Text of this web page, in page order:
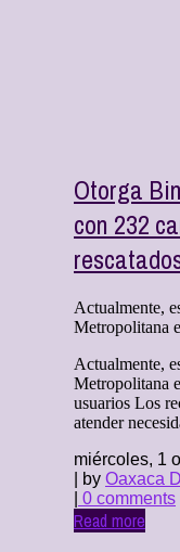
Otorga
con 232
Actualmente,
Metropolitana
Actualmente,
Metropolitana
usuarios Los
atender
miércoles, 1
| by Oaxaca
0 comments
Read more